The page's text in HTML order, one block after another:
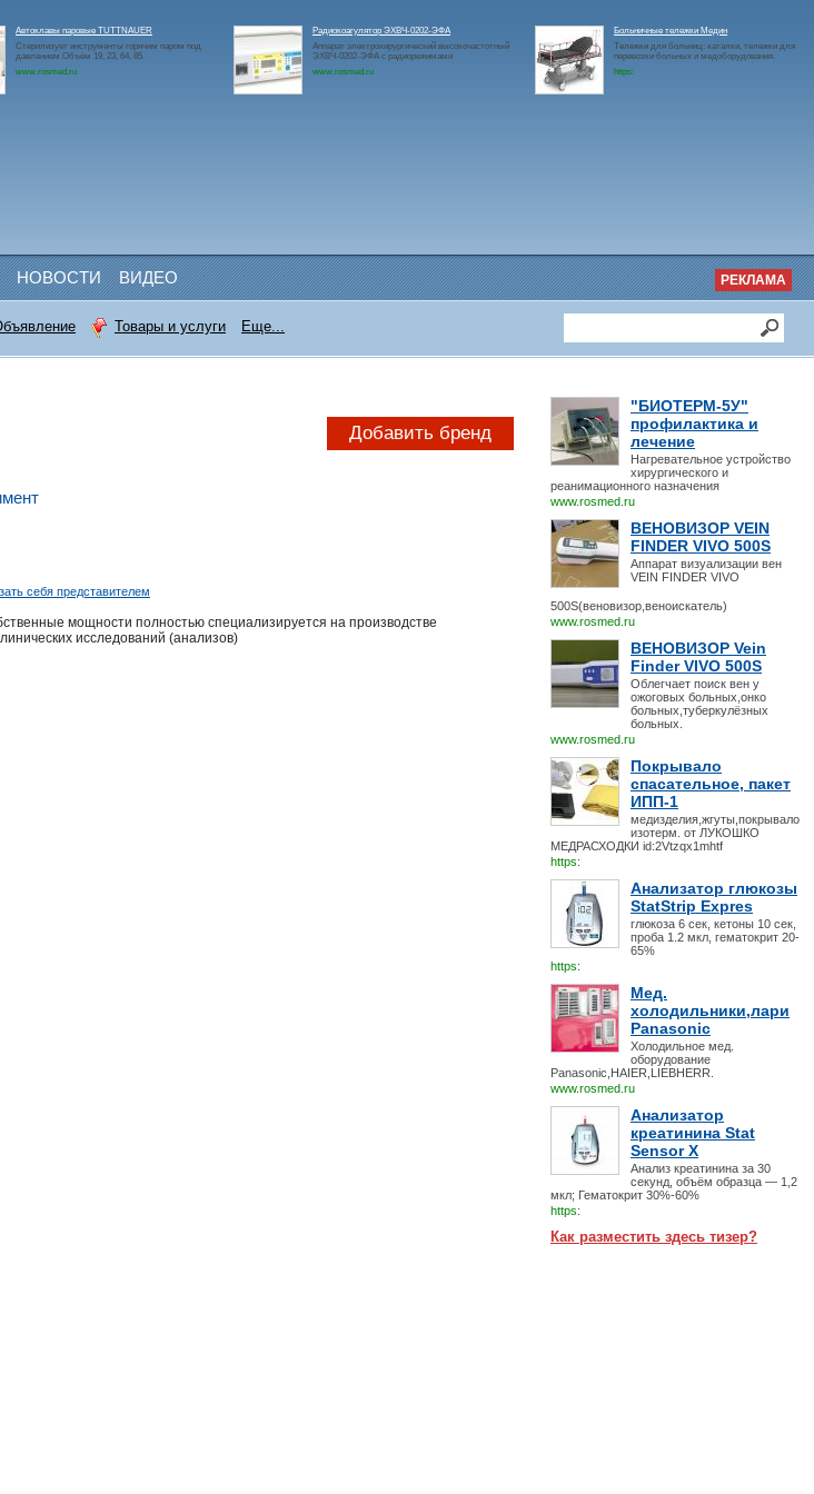
Автоклавы паровые TUTTNAUER
Стерилизует инструменты горячим паром под
давлением.Объём 19, 23, 64, 85.
www.rosmed.ru
Радиокоагулятор ЭХВЧ-0202-ЭФА
Аппарат электрохирургический высокочастотный
ЭХВЧ-0202-ЭФА с радиорежимами
www.rosmed.ru
Больничные тележки Медин
Тележки для больниц: каталки, тележки для
перевозки больных и медоборудования.
https:
НОВОСТИ ВИДЕО РЕКЛАМА
Товары и услуги Еще...
"БИОТЕРМ-5У"
профилактика и
лечение
Нагревательное устройство
хирургического и
реанимационного назначения
www.rosmed.ru
ВЕНОВИЗОР VEIN
FINDER VIVO 500S
Аппарат визуализации вен
VEIN FINDER VIVO
500S(веновизор,веноискатель)
www.rosmed.ru
ВЕНОВИЗОР Vein
Finder VIVO 500S
Облегчает поиск вен у
ожоговых больных,онко
больных,туберкулёзных
больных.
www.rosmed.ru
Покрывало
спасательное, пакет
ИПП-1
медизделия,жгуты,покрывало
изотерм. от ЛУКОШКО
МЕДРАСХОДКИ id:2Vtzqx1mhtf
https:
Анализатор глюкозы
StatStrip Expres
глюкоза 6 сек, кетоны 10 сек,
проба 1.2 мкл, гематокрит 20-
65%
https:
Мед.
холодильники,лари
Panasonic
Холодильное мед.
оборудование
Panasonic,HAIER,LIEBHERR.
www.rosmed.ru
Анализатор
креатинина Stat
Sensor X
Анализ креатинина за 30
секунд, объём образца — 1,2
мкл; Гематокрит 30%-60%
https:
Как разместить здесь тизер?
Добавить бренд
себя представителем
мощности полностью специализируется на производстве
исследований (анализов)